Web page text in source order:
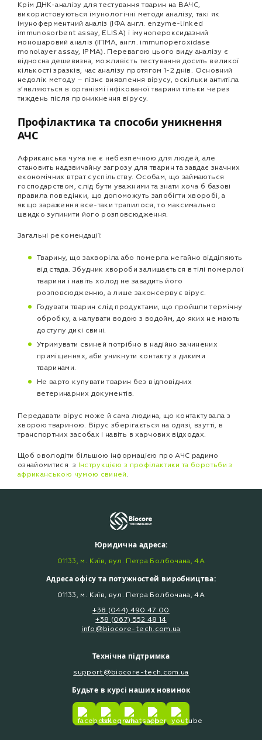
Крім ДНК-аналізу для тестування тварин на ВАЧС,
використовуються імунологічні методи аналізу, такі як
імуноферментний аналіз (ІФА англ. enzyme-linked
immunosorbent assay, ELISA) і імунопероксидазний
моношаровий аналіз (ІПМА, англ. immunoperoxidase
monolayer assay, IPMA). Перевагою цього виду аналізу є
відносна дешевизна, можливість тестування досить великої
кількості зразків, час аналізу протягом 1-2 днів. Основний
недолік методу – пізнє виявлення вірусу, оскільки антитіла
з’являються в організмі інфікованої тварини тільки через
тиждень після проникнення вірусу.
Профілактика та способи уникнення
АЧС
Африканська чума не є небезпечною для людей, але
становить надзвичайну загрозу для тварин та завдає значних
економічних втрат суспільству. Особам, що займаються
господарством, слід бути уважними та знати хоча б базові
правила поведінки, що допоможуть запобігти хворобі, а
якщо зараження все-таки трапилося, то максимально
швидко зупинити його розповсюдження.
Загальні рекомендації:
Тварину, що захворіла або померла негайно відділяють
від стада. Збудник хвороби залишається в тілі померлої
тварини і навіть холод не завадить його
розповсюдженню, а лише законсервує вірус.
Годувати тварин слід продуктами, що пройшли термічну
обробку, а напувати водою з водойм, до яких не мають
доступу дикі свині.
Утримувати свиней потрібно в надійно зачинених
приміщеннях, аби уникнути контакту з дикими
тваринами.
Не варто купувати тварин без відповідних
ветеринарних документів.
Передавати вірус може й сама людина, що контактувала з
хворою твариною. Вірус зберігається на одязі, взутті, в
транспортних засобах і навіть в харчових відходах.
Щоб оволодіти більшою інформацією про АЧС радимо
ознайомитися з Інструкцією з профілактики та боротьби з
африканською чумою свиней .
Юридична адреса:
01133, м. Київ, вул. Петра Болбочана, 4А
Адреса офісу та потужностей виробництва:
01133, м. Київ, вул. Петра Болбочана, 4А
+38 (044) 490 47 00
+38 (067) 552 48 14
info@biocore-tech.com.ua
Технічна підтримка
support@biocore-tech.com.ua
Будьте в курсі наших новинок